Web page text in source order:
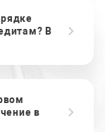
В
в